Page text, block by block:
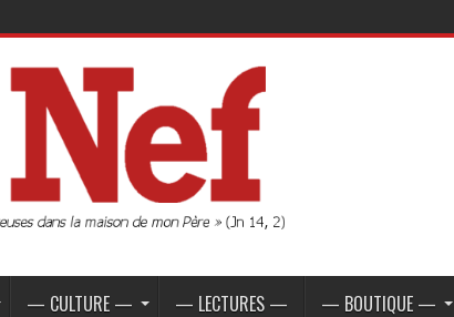
— CULTURE — — LECTURES — — BOUTIQUE —